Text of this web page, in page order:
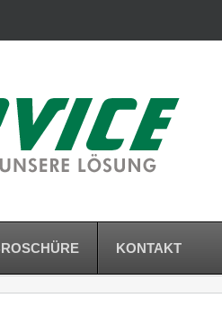
KONTAKT